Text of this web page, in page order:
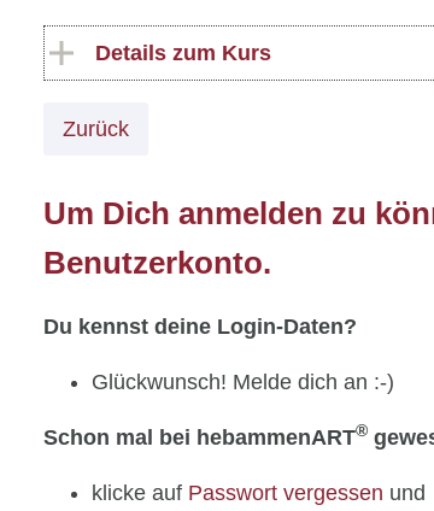
Details zum Kurs
Zurück
Um Dich anmelden zu
Benutzerkonto.
Du kennst deine Login-Daten?
Glückwunsch! Melde dich an :-)
Schon mal bei hebammenART®
klicke auf Passwort vergessen und